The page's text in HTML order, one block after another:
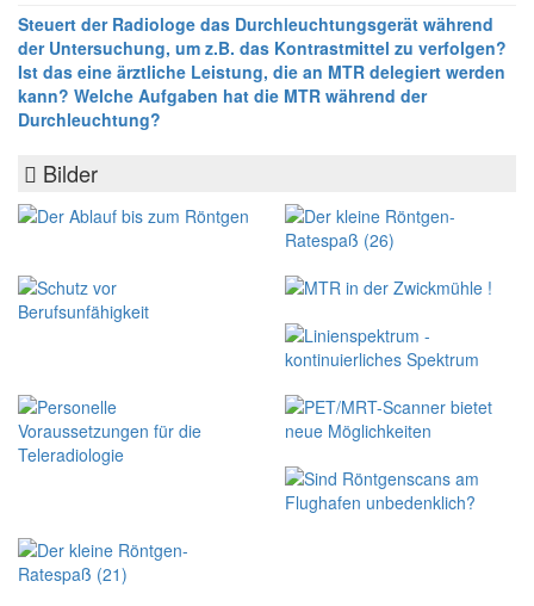
Steuert der Radiologe das Durchleuchtungsgerät während
der Untersuchung, um z.B. das Kontrastmittel zu verfolgen?
Ist das eine ärztliche Leistung, die an MTR delegiert werden
kann? Welche Aufgaben hat die MTR während der
Durchleuchtung?
Bilder